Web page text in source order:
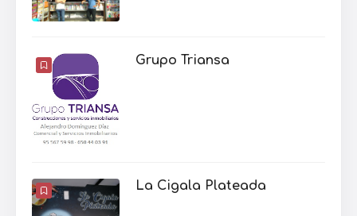
Grupo Triansa
La Cigala Plateada